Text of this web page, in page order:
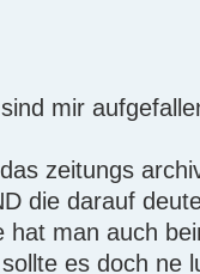
mir
zeitungs
die darauf
hat man auch
es doch ne